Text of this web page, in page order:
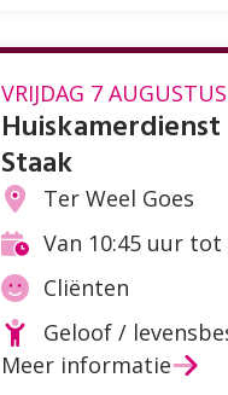
Staak
VRIJDAG 7 AUGUSTUS
LocatieTer Weel Goes
Tijd Van 10:45 uur tot
Doelgroep
Cliënten
Soort
activiteit
Geloof /
Meer informatie